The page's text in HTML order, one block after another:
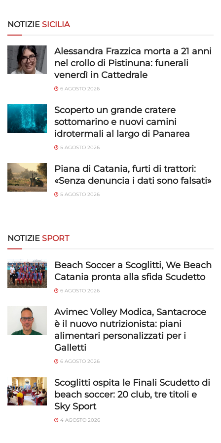
Funzionalità
Abbinare e combinare dati provenienti da altre
fonti di dati, Collegare diversi dispositivi,
Identificare i dispositivi in base alle informazioni
trasmesse automaticamente.
Utilizzare dati di geolocalizzazione precisi,
Riconoscere i dispositivi in base a informazioni
richieste attivamente.
rilevare frodi, correggere errori, Erogare
e presentare pubblicità e contenuto,
Salvare e comunicare le scelte sulla
Sempre attivo
NOTIZIE SICILIA
Alessandra Frazzica morta a 21 anni
nel crollo di Pistinuna: funerali
venerdì in Cattedrale
6 AGOSTO 2026
Scoperto un grande cratere
sottomarino e nuovi camini
idrotermali al largo di Panarea
5 AGOSTO 2026
Piana di Catania, furti di trattori:
«Senza denuncia i dati sono falsati»
5 AGOSTO 2026
NOTIZIE SPORT
Beach Soccer a Scoglitti, We Beach
Catania pronta alla sfida Scudetto
6 AGOSTO 2026
Avimec Volley Modica, Santacroce
è il nuovo nutrizionista: piani
alimentari personalizzati per i
Galletti
6 AGOSTO 2026
Scoglitti ospita le Finali Scudetto di
beach soccer: 20 club, tre titoli e
Sky Sport
4 AGOSTO 2026